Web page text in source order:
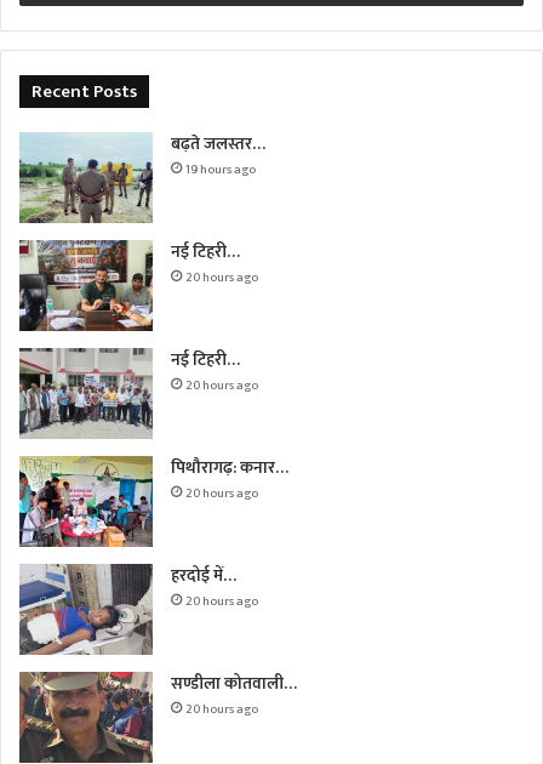
Recent Posts
बढ़ते जलस्तर…
19 hours ago
नई टिहरी…
20 hours ago
नई टिहरी…
20 hours ago
पिथौरागढ़: कनार…
20 hours ago
हरदोई में…
20 hours ago
सण्डीला कोतवाली…
20 hours ago